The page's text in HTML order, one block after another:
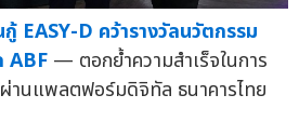
D คว้ารางวัลนวัตกรรม
ABF — ตอกย้ำความสำเร็จในการ
านแพลตฟอร์มดิจิทัล ธนาคารไทย